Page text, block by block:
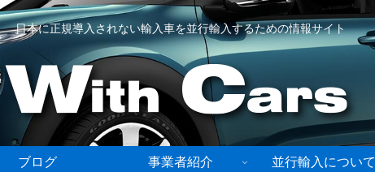
日本に正規導入されない輸入車を並行輸入するための情報サイト
ブログ 事業者紹介 並行輸入について